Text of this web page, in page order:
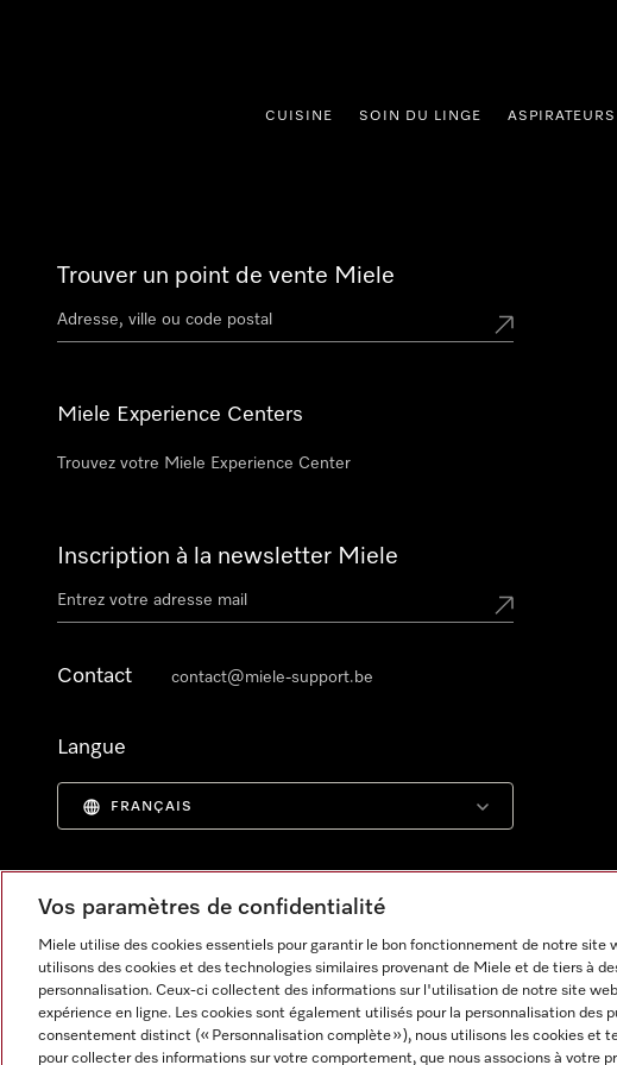
CUISINE SOIN DU LINGE ASPIRATEURS
Trouver un point de vente Miele
Miele Experience Centers
Trouvez votre Miele Experience Center
Inscription à la newsletter Miele
Contact contact@miele-support.be
Langue
FRANÇAIS
Vos paramètres de confidentialité
Miele utilise des cookies essentiels pour garantir le bon fonctionnement de notre site
utilisons des cookies et des technologies similaires provenant de Miele et de tiers à
personnalisation. Ceux-ci collectent des informations sur l'utilisation de notre site
expérience en ligne. Les cookies sont également utilisés pour la personnalisation des
consentement distinct (« Personnalisation complète »), nous utilisons les cookies et
pour collecter des informations sur votre comportement, que nous associons à votre